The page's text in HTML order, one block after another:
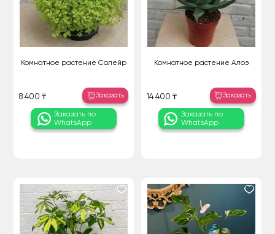
Комнатное растение Солейр
8 400 ₸ Заказать
Заказать по
WhatsApp
Комнатное растение Алоэ
14 400 ₸ Заказать
Заказать по
WhatsApp